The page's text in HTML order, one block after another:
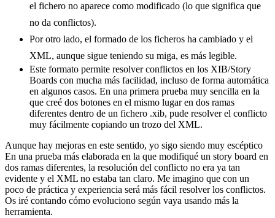
el fichero no aparece como modificado (lo que significa que
no da conflictos).
Por otro lado, el formado de los ficheros ha cambiado y el
XML, aunque sigue teniendo su miga, es más legible.
Este formato permite resolver conflictos en los XIB/Story
Boards con mucha más facilidad, incluso de forma automática
en algunos casos. En una primera prueba muy sencilla en la
que creé dos botones en el mismo lugar en dos ramas
diferentes dentro de un fichero .xib, pude resolver el conflicto
muy fácilmente copiando un trozo del XML.
Aunque hay mejoras en este sentido, yo sigo siendo muy escéptico
En una prueba más elaborada en la que modifiqué un story board en
dos ramas diferentes, la resolución del conflicto no era ya tan
evidente y el XML no estaba tan claro. Me imagino que con un
poco de práctica y experiencia será más fácil resolver los conflictos.
Os iré contando cómo evoluciono según vaya usando más la
herramienta.